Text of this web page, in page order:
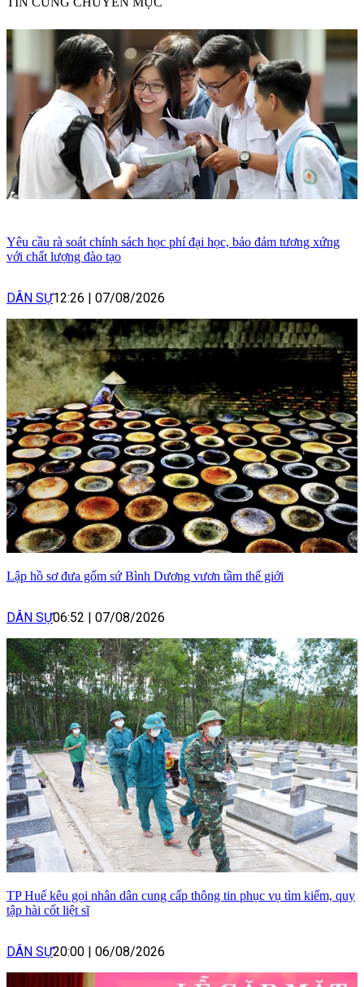
Yêu cầu rà soát chính sách học phí đại học, bảo đảm tương xứng
với chất lượng đào tạo
DÂN SỰ12:26 | 07/08/2026
Lập hồ sơ đưa gốm sứ Bình Dương vươn tầm thế giới
DÂN SỰ06:52 | 07/08/2026
TP Huế kêu gọi nhân dân cung cấp thông tin phục vụ tìm kiếm, quy
tập hài cốt liệt sĩ
DÂN SỰ20:00 | 06/08/2026